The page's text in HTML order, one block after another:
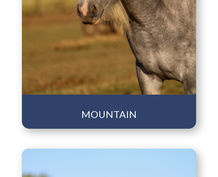
MOUNTAIN